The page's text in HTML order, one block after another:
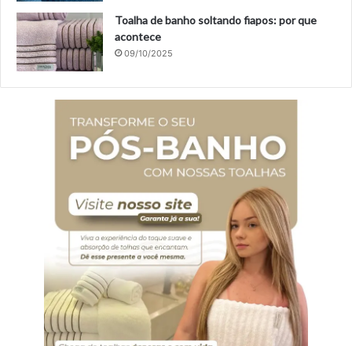
Toalha de banho soltando fiapos: por que
acontece
09/10/2025